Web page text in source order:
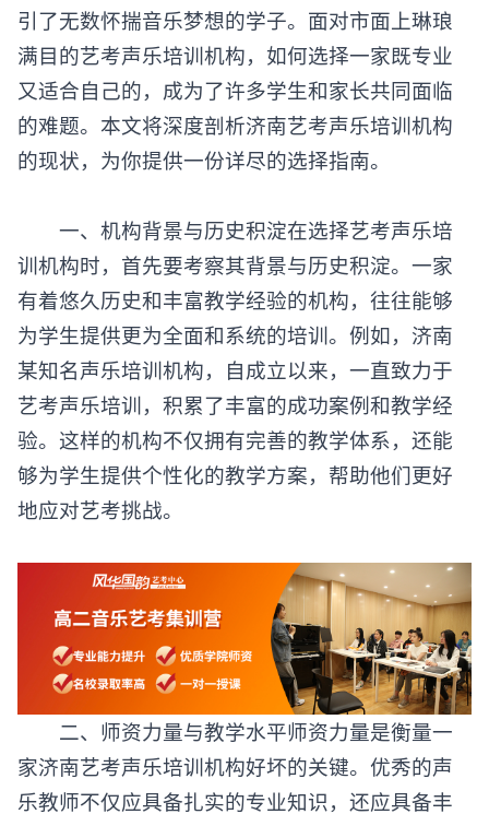
引了无数怀揣音乐梦想的学子。面对市面上琳琅
满目的艺考声乐培训机构，如何选择一家既专业
又适合自己的，成为了许多学生和家长共同面临
的难题。本文将深度剖析济南艺考声乐培训机构
的现状，为你提供一份详尽的选择指南。
一、机构背景与历史积淀在选择艺考声乐培
训机构时，首先要考察其背景与历史积淀。一家
有着悠久历史和丰富教学经验的机构，往往能够
为学生提供更为全面和系统的培训。例如，济南
某知名声乐培训机构，自成立以来，一直致力于
艺考声乐培训，积累了丰富的成功案例和教学经
验。这样的机构不仅拥有完善的教学体系，还能
够为学生提供个性化的教学方案，帮助他们更好
地应对艺考挑战。
二、师资力量与教学水平师资力量是衡量一
家济南艺考声乐培训机构好坏的关键。优秀的声
乐教师不仅应具备扎实的专业知识，还应具备丰